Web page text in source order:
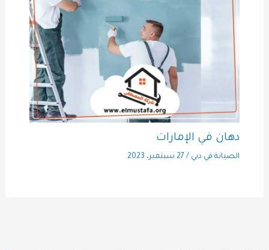
دهان في الإمارات
الصيانة في دبي / 27 سبتمبر، 2023